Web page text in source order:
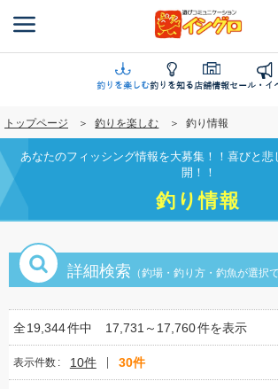
ン
に
移
動
釣りを楽しむ釣りを知る店舗情報セール・イ
トップページ 釣りを楽しむ 釣り情報
あなたのフィッシング情報を大募集！！喜びと悲
開！！
釣り情報
詳細検索 （釣場・釣り方・釣魚が選択
全19,344件中 17,731～17,760件を表示
表示件数 10件 30件